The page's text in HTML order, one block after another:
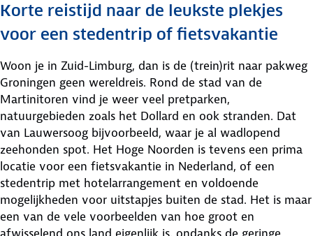
Korte reistijd naar de leukste plekjes
voor een stedentrip of fietsvakantie
Woon je in Zuid-Limburg, dan is de (trein)rit naar pakweg
Groningen geen wereldreis. Rond de stad van de
Martinitoren vind je weer veel pretparken,
natuurgebieden zoals het Dollard en ook stranden. Dat
van Lauwersoog bijvoorbeeld, waar je al wadlopend
zeehonden spot. Het Hoge Noorden is tevens een prima
locatie voor een fietsvakantie in Nederland, of een
stedentrip met hotelarrangement en voldoende
mogelijkheden voor uitstapjes buiten de stad. Het is maar
een van de vele voorbeelden van hoe groot en